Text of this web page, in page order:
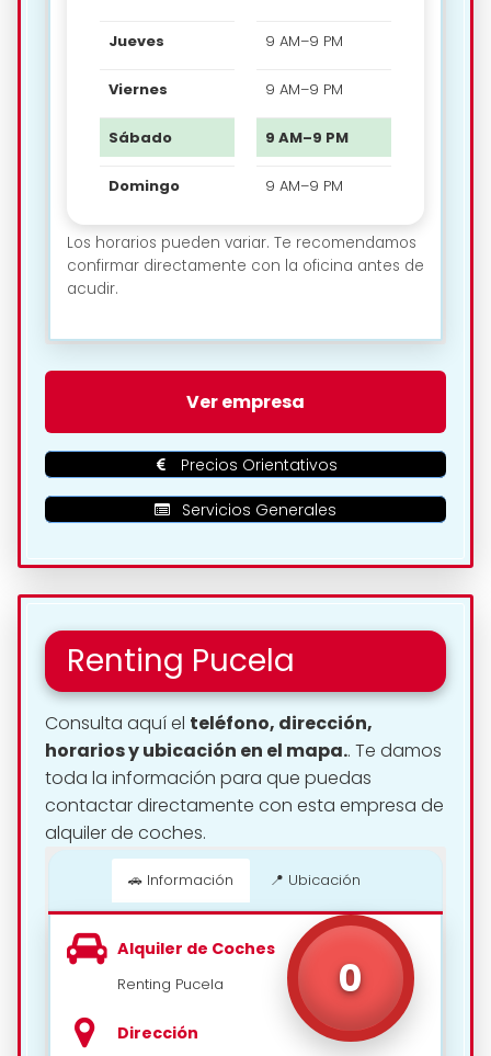
Jueves 9 AM–9 PM
Viernes 9 AM–9 PM
Sábado 9 AM–9 PM
Domingo 9 AM–9 PM
Los horarios pueden variar. Te recomendamos
confirmar directamente con la oficina antes de
acudir.
🗺️ Ubicación de Valladolid
Rent A Car en Valladolid:
Ver empresa
Precios Orientativos
Servicios Generales
Renting Pucela
Consulta aquí el teléfono, dirección,
horarios y ubicación en el mapa.. Te damos
toda la información para que puedas
contactar directamente con esta empresa de
alquiler de coches.
🚗 Información 📍 Ubicación
0
Alquiler de Coches
Renting Pucela
Dirección